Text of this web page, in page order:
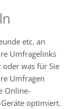
etc. an
Umfragelinks
oder was für Sie
Umfragen
Online-
optimiert.